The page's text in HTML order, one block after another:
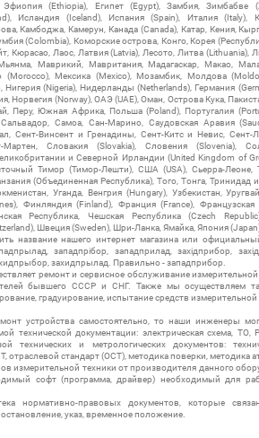
Эфиопия (Ethiopia), Египет (Egypt), Замбия, Зимбабве
Исландия (Iceland), Испания (Spain), Италия (Italy),
Камбоджа, Камерун, Канада (Canada), Катар, Кения,
(Colombia), Коморские острова, Конго, Корея
Кюрасао, Лаос, Латвия (Latvia), Лесото, Литва (Lithuania),
Маврикий, Мавритания, Мадагаскар, Макао,
Мексика (Mexico), Мозамбик, Молдова
(Nigeria), Нидерланды (Netherlands), Германия
Норвегия (Norway), ОАЭ (UAE), Оман, Острова Кука,
Перу, Южная Африка, Польша (Poland), Португалия
Самоа, Сан-Марино, Саудовская Аравия
Сент-Винсент и Гренадины, Сент-Китс и Невис, Сент-
Мартен, Словакия (Slovakia), Словения (Slovenia),
и Северной Ирландии (United Kingdom of
Тимор (Тимор-Лешти), США (USA), Сьерра-Леоне,
(Объединенная Республика), Того, Тонга, Тринидад
Уганда, Венгрия (Hungary), Узбекистан,
Финляндия (Finland), Франция (France), Французская
Республика, Чешская Республика (Czech
Швеция (Sweden), Шри-Ланка, Ямайка, Япония
название нашего интернет магазина или
западпрібор, западприлад, західприбор,
захидпрылад. Правильно - западприбор.
ремонт и сервисное обслуживание
бывшего СССР и СНГ. Также мы осуществляем
градуирование, испытание средств измерительной
устройства самостоятельно, то наши инженеры
технической документации: электрическая схема,
технических и метрологических документов:
отраслевой стандарт (ОСТ), методика поверки, методика
измерительной техники от производителя данного
софт (программа, драйвер) необходимый для
нормативно-правовых документов, которые
указ, временное положение.